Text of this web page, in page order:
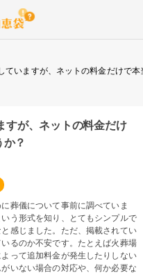
ていますが、ネットの料金だけで
すが、ネットの料金だけ
？
葬儀について事前に調べていま
う形式を知り、とてもシンプルで
感じました。ただ、掲載されてい
るのか不安です。たとえば火葬場
って追加料金が発生したりしない
いない場合の対応や、何か必要な